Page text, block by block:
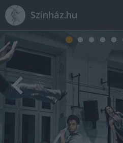
Színház.hu